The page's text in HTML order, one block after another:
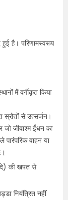
हुई है। परिणामस्वरूप
में वर्गीकृत किया
स्रोतों से उत्सर्जन।
जो जीवाश्म ईंधन का
वाहन या
की खपत से
नियंत्रित नहीं